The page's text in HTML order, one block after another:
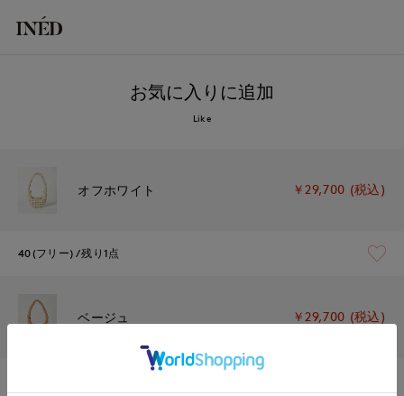
お気に入りに追加
Like
オフホワイト ￥29,700 (税込)
40(フリー) 残り1点
ベージュ ￥29,700 (税込)